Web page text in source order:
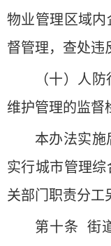
物业管理区域
督管理，查处违
（十）人
维护管理的监督
本办法实施
实行城市管理
关部门职责分工
第十条 街